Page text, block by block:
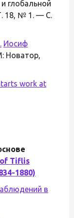
глобальной
18, № 1. — С.
Иосиф
Новатор,
work at
Tiflis
1880)
в